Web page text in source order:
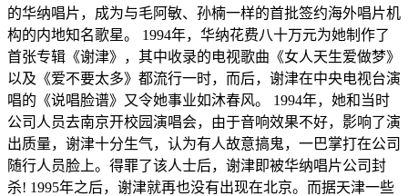
的华纳唱片，成为与毛阿敏、孙楠一样的首批签约海外唱片机
构的内地知名歌星。 1994年，华纳花费八十万元为她制作了
首张专辑《谢津》，其中收录的电视歌曲《女人天生爱做梦》
以及《爱不要太多》都流行一时，而后，谢津在中央电视台演
唱的《说唱脸谱》又令她事业如沐春风。 1994年，她和当时
公司人员去南京开校园演唱会，由于音响效果不好，影响了演
出质量，谢津十分生气，认为有人故意搞鬼，一巴掌打在公司
随行人员脸上。得罪了该人士后，谢津即被华纳唱片公司封
杀! 1995年之后，谢津就再也没有出现在北京。而据天津一些